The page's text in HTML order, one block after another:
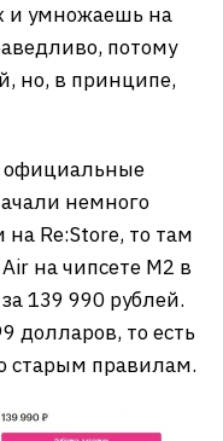
и умножаешь на
потому
но, в принципе,
официальные
немного
Re:Store, то там
на чипсете M2 в
139 990 рублей.
долларов, то есть
старым правилам.